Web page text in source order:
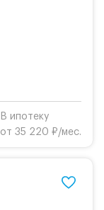
В ипотеку
от 35 220 ₽/мес.